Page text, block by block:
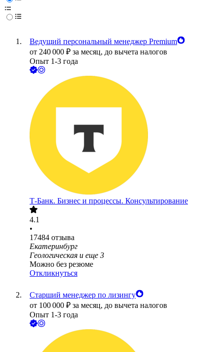
Ведущий персональный менеджер Premium
от 240 000 ₽ за месяц, до вычета налогов
Опыт 1-3 года
Т-Банк. Бизнес и процессы. Консультирование
4.1
•
17484 отзыва
Екатеринбург
Геологическая и еще 3
Можно без резюме
Откликнуться
Старший менеджер по лизингу
от 100 000 ₽ за месяц, до вычета налогов
Опыт 1-3 года